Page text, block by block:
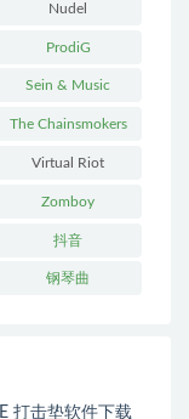
Nudel
ProdiG
Sein & Music
The Chainsmokers
Virtual Riot
Zomboy
抖音
钢琴曲
打击垫软件下载